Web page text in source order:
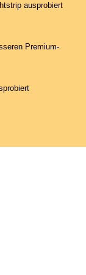
ausprobiert
Premium-